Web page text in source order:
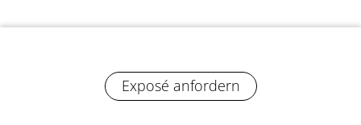
Exposé anfordern